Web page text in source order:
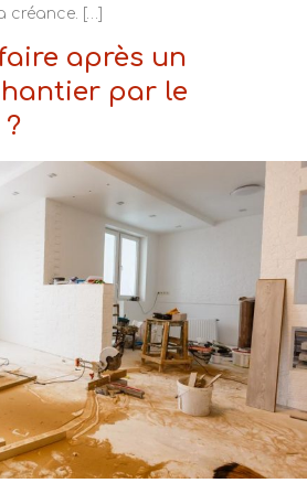
créance. […]
après un
par le